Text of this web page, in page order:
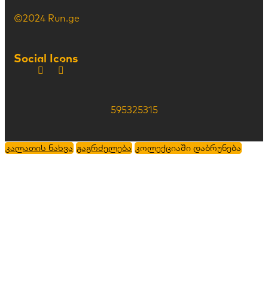
©2024 Run.ge
Social Icons
595325315
კალათის ნახვა გაგრძელება კოლექციაში დაბრუნება